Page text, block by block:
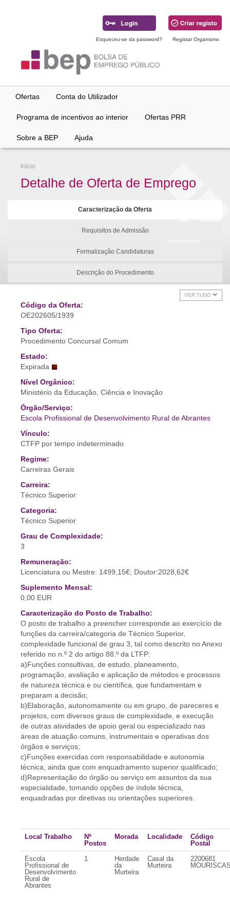
Esqueceu-se da password? Registar Organismo
Ofertas Conta do Utilizador
Programa de incentivos ao interior Ofertas PRR
Sobre a BEP Ajuda
Início
Detalhe de Oferta de Emprego
Caracterização da Oferta
Requisitos de Admissão
Formalização Candidaturas
Descrição do Procedimento
VER TUDO
Código da Oferta:
OE202605/1939
Tipo Oferta:
Procedimento Concursal Comum
Estado:
Expirada
Nível Orgânico:
Ministério da Educação, Ciência e Inovação
Órgão/Serviço:
Escola Profissional de Desenvolvimento Rural de Abrantes
Vínculo:
CTFP por tempo indeterminado
Regime:
Carreiras Gerais
Carreira:
Técnico Superior
Categoria:
Técnico Superior
Grau de Complexidade:
3
Remuneração:
Licenciatura ou Mestre: 1499,15€; Doutor:2028,62€
Suplemento Mensal:
0,00 EUR
Caracterização do Posto de Trabalho:
O posto de trabalho a preencher corresponde ao exercício de
funções da carreira/categoria de Técnico Superior,
complexidade funcional de grau 3, tal como descrito no Anexo
referido no n.º 2 do artigo 88.º da LTFP:
a)Funções consultivas, de estudo, planeamento,
programação, avaliação e aplicação de métodos e processos
de natureza técnica e ou científica, que fundamentam e
preparam a decisão;
b)Elaboração, autonomamente ou em grupo, de pareceres e
projetos, com diversos graus de complexidade, e execução
de outras atividades de apoio geral ou especializado nas
áreas de atuação comuns, instrumentais e operativas dos
órgãos e serviços;
c)Funções exercidas com responsabilidade e autonomia
técnica, ainda que com enquadramento superior qualificado;
d)Representação do órgão ou serviço em assuntos da sua
especialidade, tomando opções de índole técnica,
enquadradas por diretivas ou orientações superiores.
Local Trabalho
Nº
Postos
Morada Localidade
Código
Postal
Escola
Profissional de
Desenvolvimento
Rural de
Abrantes
1
Herdade
da
Murteira
Casal da
Murteira
2200681